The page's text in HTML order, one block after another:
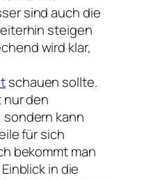
sind auch die
steigen
wird klar,
schauen sollte.
den
kann
für sich
bekommt man
in die